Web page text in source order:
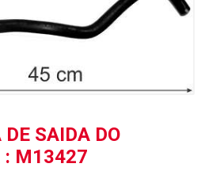
SAIDA DO
: M13427